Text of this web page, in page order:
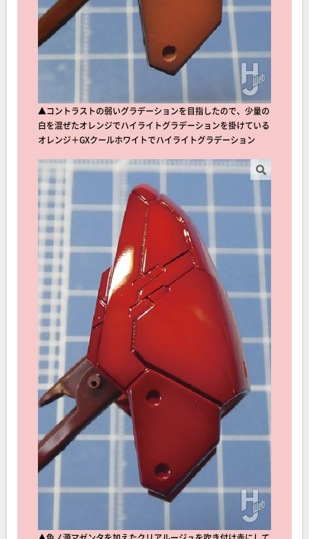
▲コントラストの弱いグラデーションを目指したので、少量の
白を混ぜたオレンジでハイライトグラデーションを掛けている
オレンジ＋GXクールホワイトでハイライトグラデーション